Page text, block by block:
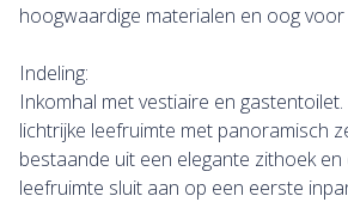
hoogwaardige materialen en oog voor
Indeling:
Inkomhal met vestiaire en gastentoilet.
lichtrijke leefruimte met panoramisch
bestaande uit een elegante zithoek en
leefruimte sluit aan op een eerste